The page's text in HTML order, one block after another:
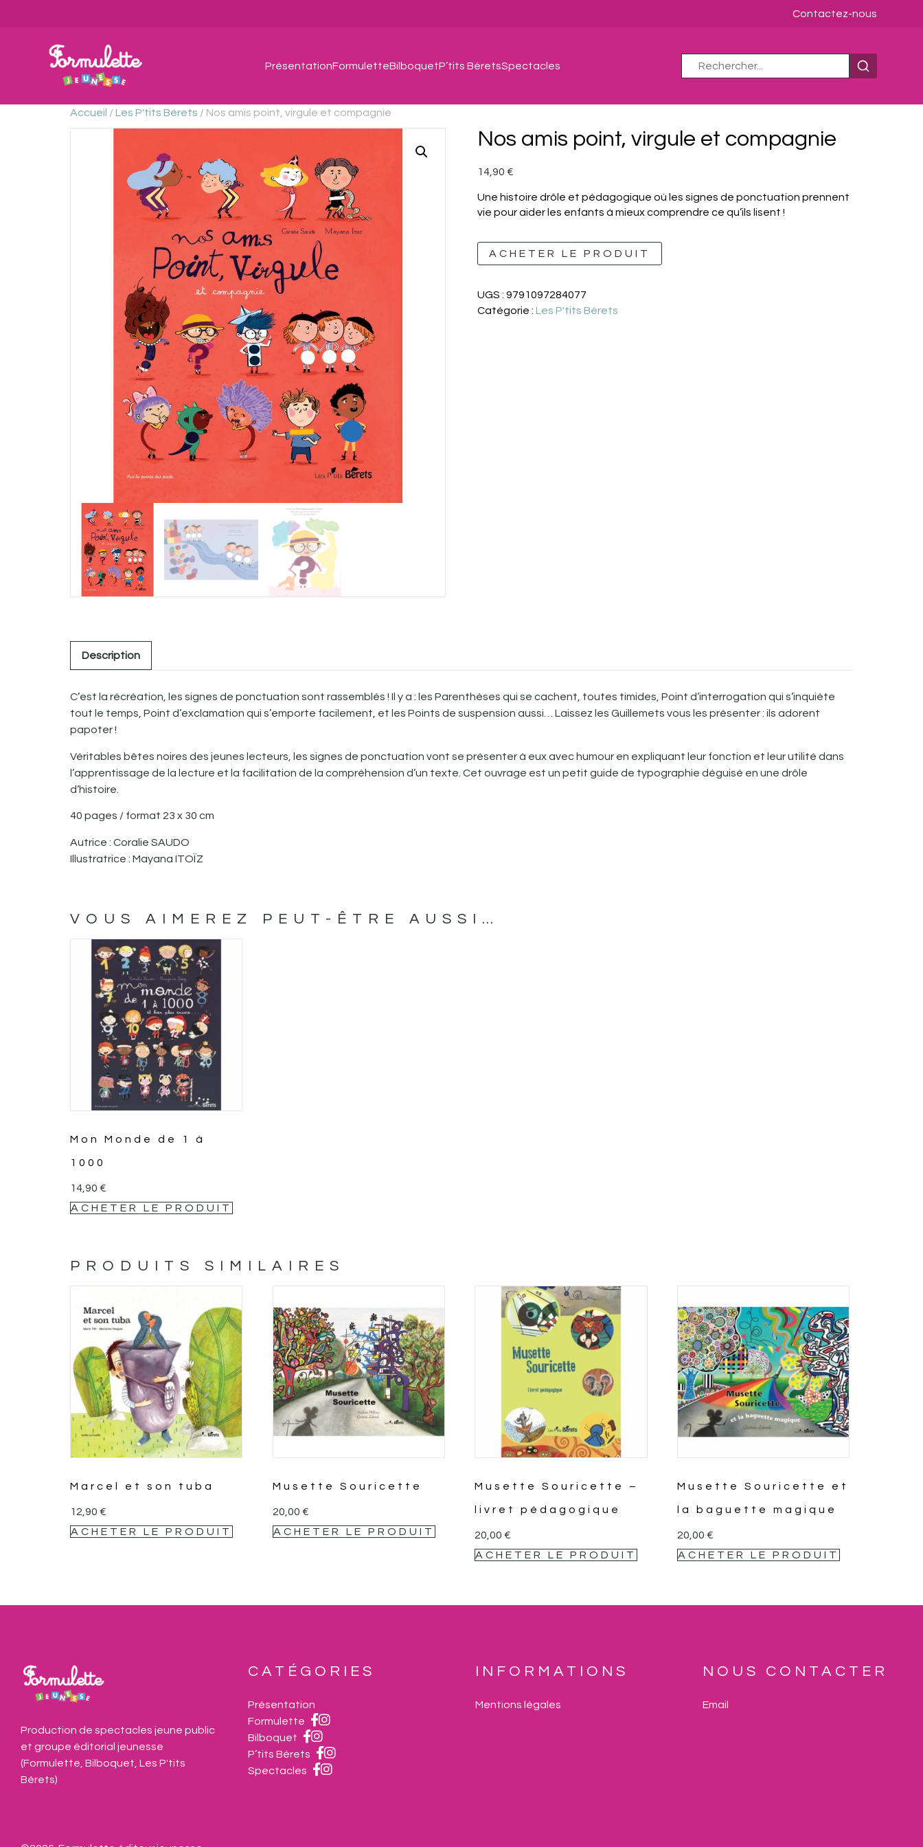
Contactez-nous
PrésentationFormuletteBilboquetP’tits BéretsSpectacles
Accueil / Les P'tits Bérets / Nos amis point, virgule et compagnie
Nos amis point, virgule et compagnie
14,90 €
Une histoire drôle et pédagogique où les signes de ponctuation prennent
vie pour aider les enfants à mieux comprendre ce qu’ils lisent !
ACHETER LE PRODUIT
UGS : 9791097284077
Catégorie : Les P'tits Bérets
Description
C’est la récréation, les signes de ponctuation sont rassemblés ! Il y a : les Parenthèses qui se cachent, toutes timides, Point d’interrogation qui s’inquiète
tout le temps, Point d’exclamation qui s’emporte facilement, et les Points de suspension aussi… Laissez les Guillemets vous les présenter : ils adorent
papoter !
Véritables bêtes noires des jeunes lecteurs, les signes de ponctuation vont se présenter à eux avec humour en expliquant leur fonction et leur utilité dans
l’apprentissage de la lecture et la facilitation de la compréhension d’un texte. Cet ouvrage est un petit guide de typographie déguisé en une drôle
d’histoire.
40 pages / format 23 x 30 cm
Autrice : Coralie SAUDO
Illustratrice : Mayana ITOÏZ
VOUS AIMEREZ PEUT-ÊTRE AUSSI…
Mon Monde de 1 à
1000
14,90 €
ACHETER LE PRODUIT
PRODUITS SIMILAIRES
Marcel et son tuba
12,90 €
ACHETER LE PRODUIT
Musette Souricette
20,00 €
ACHETER LE PRODUIT
Musette Souricette –
livret pédagogique
20,00€
ACHETER LE PRODUIT
Musette Souricette et
la baguette magique
20,00€
ACHETER LE PRODUIT
Production de spectacles jeune public
et groupe éditorial jeunesse
(Formulette, Bilboquet, Les P'tits
Bérets)
CATÉGORIES
Présentation
Formulette
Bilboquet
P’tits Bérets
Spectacles
INFORMATIONS
Mentions légales
NOUS CONTACTER
Email